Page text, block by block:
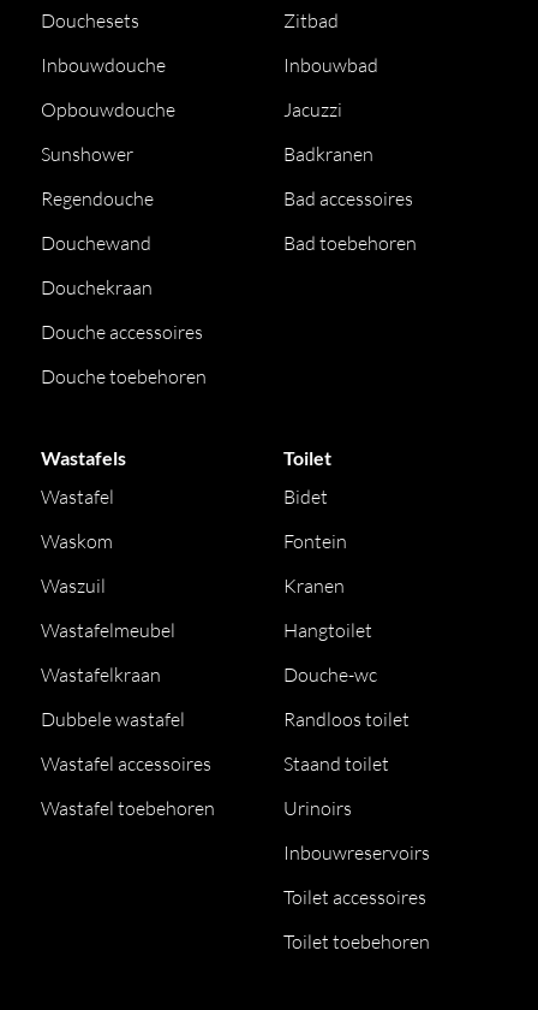
Douchesets
Inbouwdouche
Opbouwdouche
Sunshower
Regendouche
Douchewand
Douchekraan
Douche accessoires
Douche toebehoren
Zitbad
Inbouwbad
Jacuzzi
Badkranen
Bad accessoires
Bad toebehoren
Wastafels
Wastafel
Waskom
Waszuil
Wastafelmeubel
Wastafelkraan
Dubbele wastafel
Wastafel accessoires
Wastafel toebehoren
Toilet
Bidet
Fontein
Kranen
Hangtoilet
Douche-wc
Randloos toilet
Staand toilet
Urinoirs
Inbouwreservoirs
Toilet accessoires
Toilet toebehoren